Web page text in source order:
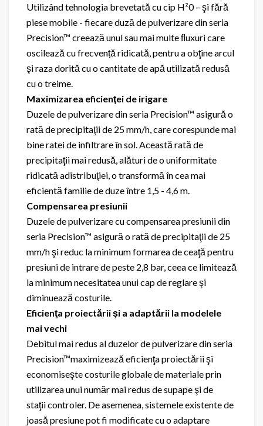
Utilizând tehnologia brevetată cu cip H²0 – şi fără
piese mobile - fiecare duză de pulverizare din seria
Precision™ creează unul sau mai multe ﬂuxuri care
oscilează cu frecvență ridicată, pentru a obţine arcul
şi raza dorită cu o cantitate de apă utilizată redusă
cu o treime.
Maximizarea eficienţei de irigare
Duzele de pulverizare din seria Precision™ asigură o
rată de precipitaţii de 25 mm/h, care corespunde mai
bine ratei de infiltrare în sol. Această rată de
precipitaţii mai redusă, alături de o uniformitate
ridicată adistribuţiei, o transformă în cea mai
eficientă familie de duze între 1,5 - 4,6 m.
Compensarea presiunii
Duzele de pulverizare cu compensarea presiunii din
seria Precision™ asigură o rată de precipitaţii de 25
mm/h şi reduc la minimum formarea de ceaţă pentru
presiuni de intrare de peste 2,8 bar, ceea ce limitează
la minimum necesitatea unui cap de reglare şi
diminuează costurile.
Eficienţa proiectării şi a adaptării la modelele
mai vechi
Debitul mai redus al duzelor de pulverizare din seria
Precision™maximizează eficienţa proiectării şi
economiseşte costurile globale de materiale prin
utilizarea unui număr mai redus de supape şi de
staţii controler. De asemenea, sistemele existente de
joasă presiune pot fi modificate cu o adaptare